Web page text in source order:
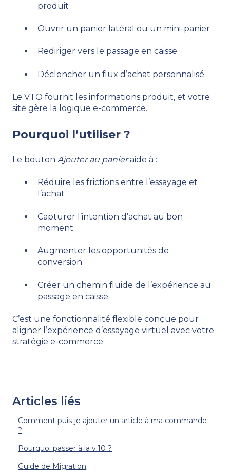
produit
Ouvrir un panier latéral ou un mini-panier
Rediriger vers le passage en caisse
Déclencher un flux d’achat personnalisé
Le VTO fournit les informations produit, et votre
site gère la logique e-commerce.
Pourquoi l’utiliser ?
Le bouton Ajouter au panieraide à :
Réduire les frictions entre l’essayage et
l’achat
Capturer l’intention d’achat au bon
moment
Augmenter les opportunités de
conversion
Créer un chemin fluide de l’expérience au
passage en caisse
C’est une fonctionnalité flexible conçue pour
aligner l’expérience d’essayage virtuel avec votre
stratégie e-commerce.
Articles liés
Comment puis-je ajouter un article à ma commande
?
Pourquoi passer à la v.10 ?
Guide de Migration